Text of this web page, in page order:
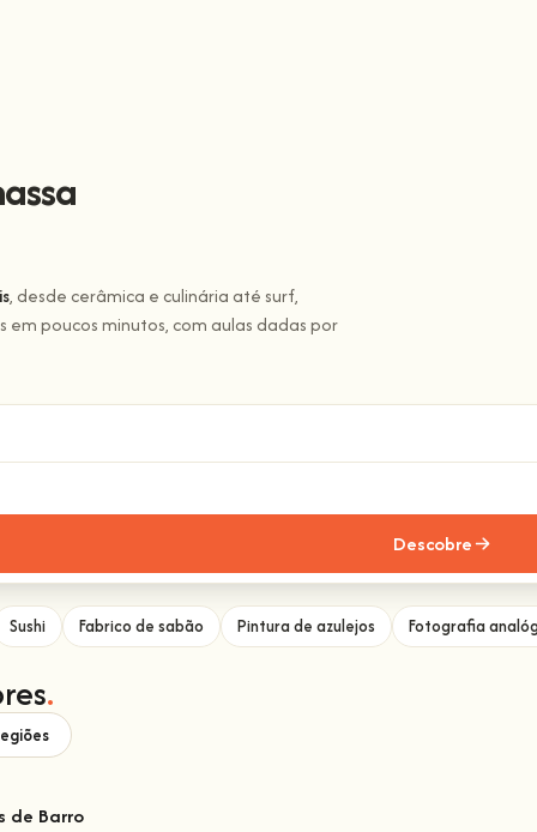
, desde cerâmica e culinária até surf,
poucos minutos, com aulas dadas por
Descobre
Sushi Fabrico de sabão Pintura de azulejos Fotografia
.
de Barro